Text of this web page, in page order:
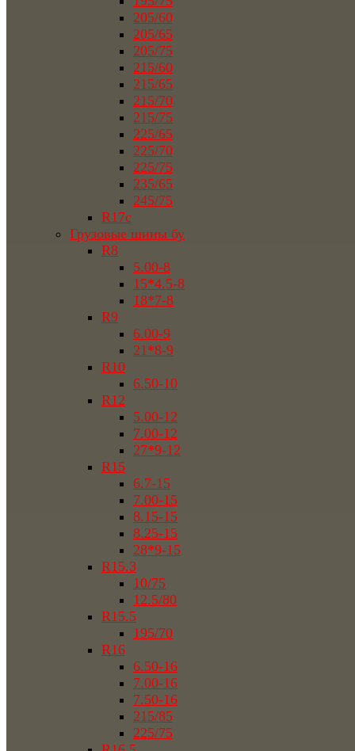
205/60
205/65
205/75
215/60
215/65
215/70
215/75
225/65
225/70
225/75
235/65
245/75
R17c
Грузовые шины бу
R8
5.00-8
15*4.5-8
18*7-8
R9
6.00-9
21*8-9
R10
6.50-10
R12
5.00-12
7.00-12
27*9-12
R15
6.7-15
7.00-15
8.15-15
8.25-15
28*9-15
R15.3
10/75
12.5/80
R15.5
195/70
R16
6.50-16
7.00-16
7.50-16
215/85
225/75